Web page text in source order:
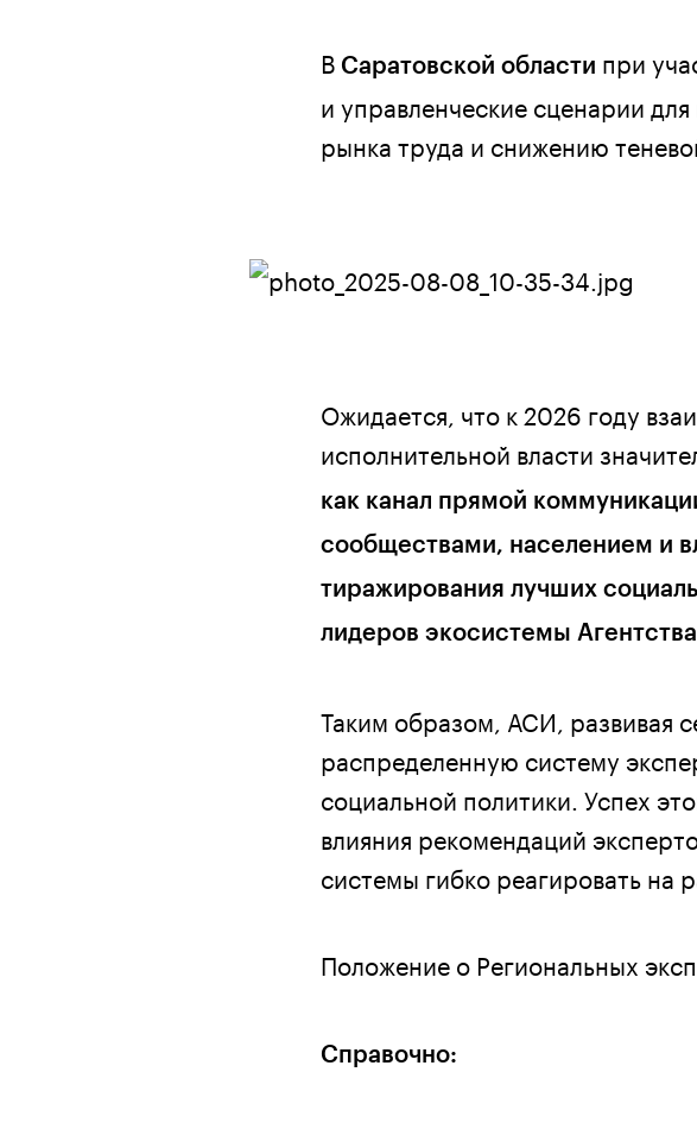
В Саратовской области при
и управленческие сценарии
рынка труда и снижению
Ожидается, что к 2026 году
исполнительной власти
как канал прямой
сообществами, населением и
тиражирования лучших
лидеров экосистемы
Таким образом, АСИ, развивая
распределенную систему
социальной политики. Успех
влияния рекомендаций
системы гибко реагировать на
Положение о Региональных
Справочно: